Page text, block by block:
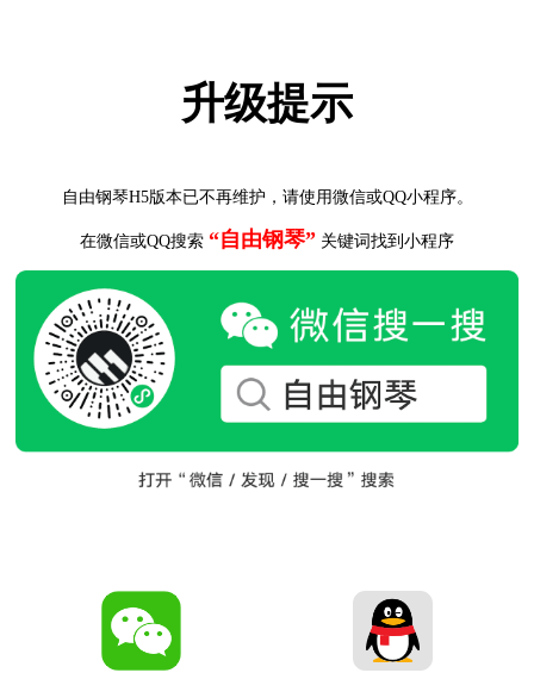
升级提示
自由钢琴H5版本已不再维护，请使用微信或QQ小程序。
在微信或QQ搜索 “自由钢琴” 关键词找到小程序